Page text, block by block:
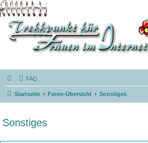
FAQ
Startseite Foren-Übersicht Sonstiges
Sonstiges